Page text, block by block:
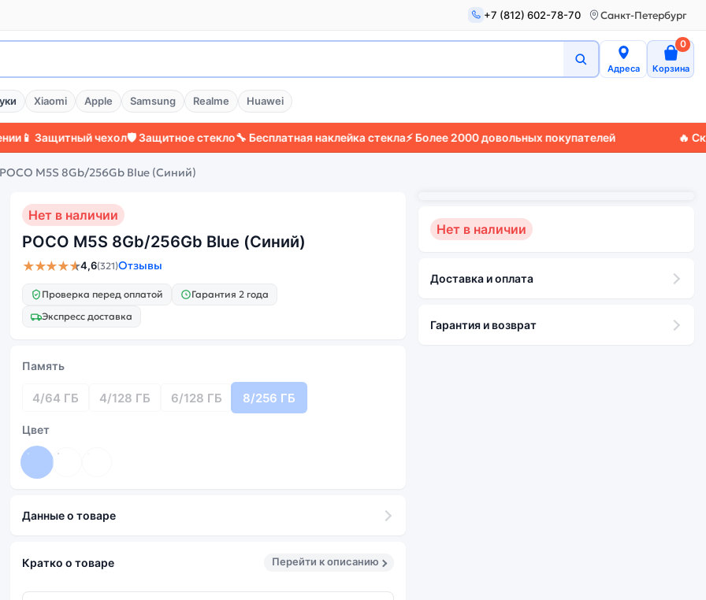
+7 (812) 602-78-70 Санкт-Петербург
Адреса Корзина
0
Xiaomi Apple Samsung Realme Huawei
чехол🛡️ Защитное стекло🔧 Бесплатная наклейка стекла⚡ Более 2000 довольных покупателей 🔥 Скидки до
POCO M5S 8Gb/256Gb Blue (Синий)
Нет в наличии
POCO M5S 8Gb/256Gb Blue (Синий)
★★★★★4,6(321)Отзывы
Проверка перед оплатой
Гарантия 2 года
Экспресс доставка
Память
4/64 ГБ 4/128 ГБ 6/128 ГБ 8/256 ГБ
Цвет
Данные о товаре
Кратко о товаре Перейти к описанию
Нет в наличии
Доставка и оплата
Гарантия и возврат